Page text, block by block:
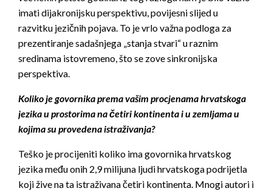
imati dijakronijsku perspektivu, povijesni slijed u
razvitku jezičnih pojava. To je vrlo važna podloga za
prezentiranje sadašnjega „stanja stvari“ u raznim
sredinama istovremeno, što se zove sinkronijska
perspektiva.
Koliko je govornika prema vašim procjenama hrvatskoga
jezika u prostorima na četiri kontinenta i u zemljama u
kojima su provedena istraživanja?
Teško je procijeniti koliko ima govornika hrvatskog
jezika među onih 2,9 milijuna ljudi hrvatskoga podrijetla
koji žive na ta istraživana četiri kontinenta. Mnogi autori i